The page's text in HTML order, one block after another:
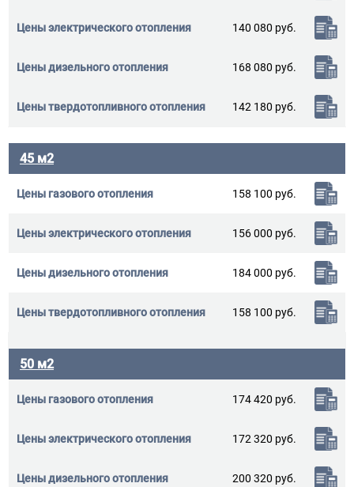
140 080 руб.
168 080 руб.
142 180 руб.
45 м2
158 100 руб.
156 000 руб.
184 000 руб.
158 100 руб.
50 м2
174 420 руб.
172 320 руб.
200 320 руб.